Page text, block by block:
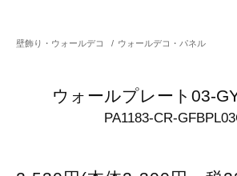
壁飾り・ウォールデコ / ウォールデコ・パネル
ウォールプレート03-
PA1183-CR-